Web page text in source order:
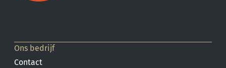
Ons bedrijf
Contact